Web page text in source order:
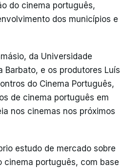
do cinema português,
dos municípios e
da Universidade
Barbato, e os produtores Luís
do Cinema Português,
de cinema português em
nos cinemas nos próximos
estudo de mercado sobre
cinema português, com base